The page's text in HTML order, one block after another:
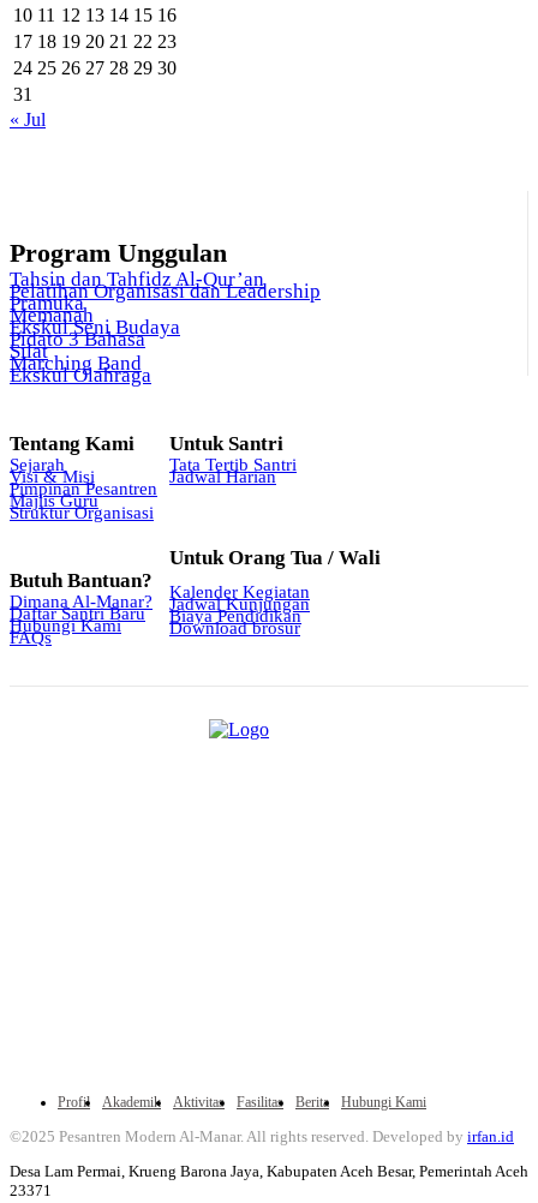
10 11 12 13 14 15 16
17 18 19 20 21 22 23
24 25 26 27 28 29 30
31
« Jul
Program Unggulan
Tahsin dan Tahfidz Al-Qur’an
Pelatihan Organisasi dan Leadership
Pramuka
Memanah
Ekskul Seni Budaya
Pidato 3 Bahasa
Silat
Marching Band
Ekskul Olahraga
Tentang Kami
Sejarah
Visi & Misi
Pimpinan Pesantren
Majlis Guru
Struktur Organisasi
Butuh Bantuan?
Dimana Al-Manar?
Daftar Santri Baru
Hubungi Kami
FAQs
Untuk Santri
Tata Tertib Santri
Jadwal Harian
Untuk Orang Tua / Wali
Kalender Kegiatan
Jadwal Kunjungan
Biaya Pendidikan
Download brosur
Profil Akademik Aktivitas Fasilitas Berita Hubungi Kami
©2025 Pesantren Modern Al-Manar. All rights reserved. Developed by irfan.id
Desa Lam Permai, Krueng Barona Jaya, Kabupaten Aceh Besar, Pemerintah Aceh
23371